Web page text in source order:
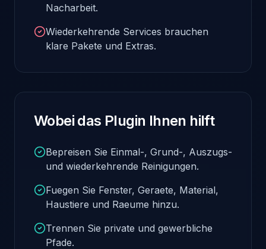
Nacharbeit.
Wiederkehrende Services brauchen
klare Pakete und Extras.
Wobei das Plugin Ihnen hilft
Bepreisen Sie Einmal-, Grund-, Auszugs-
und wiederkehrende Reinigungen.
Fuegen Sie Fenster, Geraete, Material,
Haustiere und Raeume hinzu.
Trennen Sie private und gewerbliche
Pfade.